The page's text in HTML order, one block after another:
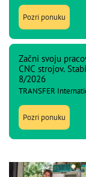
Pozri ponuku
Začni svoju
CNC strojov.
8/2026
TRANSFER
Pozri ponuku